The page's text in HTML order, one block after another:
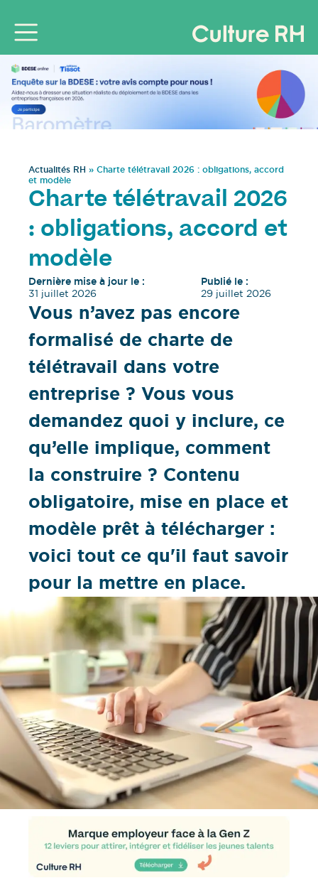
Actualités RH » Charte télétravail 2026 : obligations, accord
et modèle
Charte télétravail 2026
: obligations, accord et
modèle
Dernière mise à jour le :
31 juillet 2026
Publié le :
29 juillet 2026
Vous n’avez pas encore
formalisé de charte de
télétravail dans votre
entreprise ? Vous vous
demandez quoi y inclure, ce
qu’elle implique, comment
la construire ? Contenu
obligatoire, mise en place et
modèle prêt à télécharger :
voici tout ce qu'il faut savoir
pour la mettre en place.